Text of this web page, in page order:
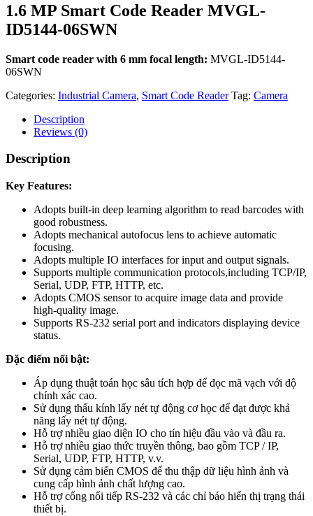
1.6 MP Smart Code Reader MVGL-
ID5144-06SWN
Smart code reader with 6 mm focal length: MVGL-ID5144-
06SWN
Categories: Industrial Camera, Smart Code Reader Tag: Camera
Description
Reviews (0)
Description
Key Features:
Adopts built-in deep learning algorithm to read barcodes with
good robustness.
Adopts mechanical autofocus lens to achieve automatic
focusing.
Adopts multiple IO interfaces for input and output signals.
Supports multiple communication protocols,including TCP/IP,
Serial, UDP, FTP, HTTP, etc.
Adopts CMOS sensor to acquire image data and provide
high-quality image.
Supports RS-232 serial port and indicators displaying device
status.
Đặc điểm nổi bật:
Áp dụng thuật toán học sâu tích hợp để đọc mã vạch với độ
chính xác cao.
Sử dụng thấu kính lấy nét tự động cơ học để đạt được khả
năng lấy nét tự động.
Hỗ trợ nhiều giao diện IO cho tín hiệu đầu vào và đầu ra.
Hỗ trợ nhiều giao thức truyền thông, bao gồm TCP / IP,
Serial, UDP, FTP, HTTP, v.v.
Sử dụng cảm biến CMOS để thu thập dữ liệu hình ảnh và
cung cấp hình ảnh chất lượng cao.
Hỗ trợ cổng nối tiếp RS-232 và các chỉ báo hiển thị trạng thái
thiết bị.